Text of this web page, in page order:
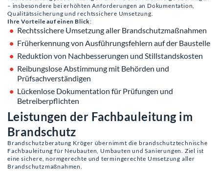
– insbesondere bei erhöhten Anforderungen an Dokumentation,
Qualitätssicherung und rechtssichere Umsetzung.
Ihre Vorteile auf einen Blick:
Rechtssichere Umsetzung aller Brandschutzmaßnahmen
Früherkennung von Ausführungsfehlern auf der Baustelle
Reduktion von Nachbesserungen und Stillstandskosten
Reibungslose Abstimmung mit Behörden und
Prüfsachverständigen
Lückenlose Dokumentation für Prüfungen und
Betreiberpflichten
Leistungen der Fachbauleitung im
Brandschutz
Brandschutzberatung Kröger übernimmt die brandschutztechnische
Fachbauleitung für Neubauten, Umbauten und Sanierungen. Ziel ist
eine sichere, normgerechte und termingerechte Umsetzung aller
Brandschutzmaßnahmen.